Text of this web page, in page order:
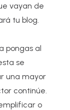
vayan de
tu blog.
pongas al
se
una mayor
continúe.
o